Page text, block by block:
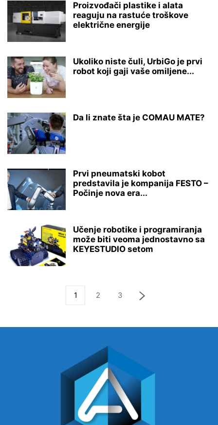
Proizvođači plastike i alata
reaguju na rastuće troškove
električne energije
Ukoliko niste čuli, UrbiGo je prvi
robot koji gaji vaše omiljene...
Da li znate šta je COMAU MATE?
Prvi pneumatski kobot
predstavila je kompanija FESTO –
Počinje nova era...
Učenje robotike i programiranja
može biti veoma jednostavno sa
KEYESTUDIO setom
1 2 3